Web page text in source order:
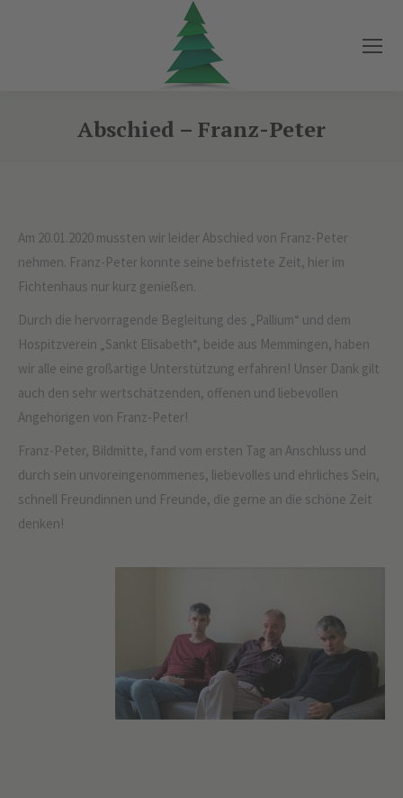
Abschied – Franz-Peter
Am 20.01.2020 mussten wir leider Abschied von Franz-Peter
nehmen. Franz-Peter konnte seine befristete Zeit, hier im
Fichtenhaus nur kurz genießen.
Durch die hervorragende Begleitung des „Pallium“ und dem
Hospitzverein „Sankt Elisabeth“, beide aus Memmingen, haben
wir alle eine großartige Unterstützung erfahren! Unser Dank gilt
auch den sehr wertschätzenden, offenen und liebevollen
Angehörigen von Franz-Peter!
Franz-Peter, Bildmitte, fand vom ersten Tag an Anschluss und
durch sein unvoreingenommenes, liebevolles und ehrliches Sein,
schnell Freundinnen und Freunde, die gerne an die schöne Zeit
denken!